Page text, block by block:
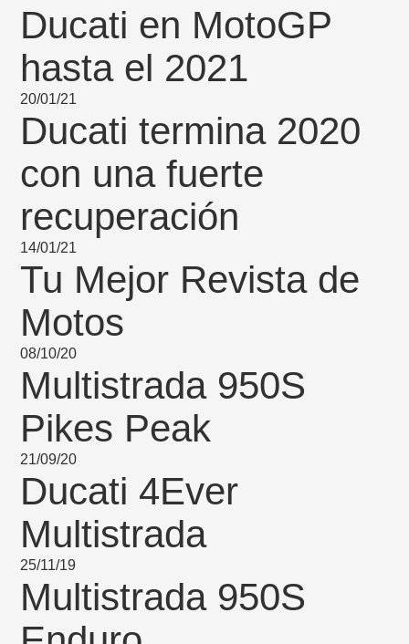
Ducati en MotoGP
hasta el 2021
20/01/21
Ducati termina 2020
con una fuerte
recuperación
14/01/21
Tu Mejor Revista de
Motos
08/10/20
Multistrada 950S
Pikes Peak
21/09/20
Ducati 4Ever
Multistrada
25/11/19
Multistrada 950S